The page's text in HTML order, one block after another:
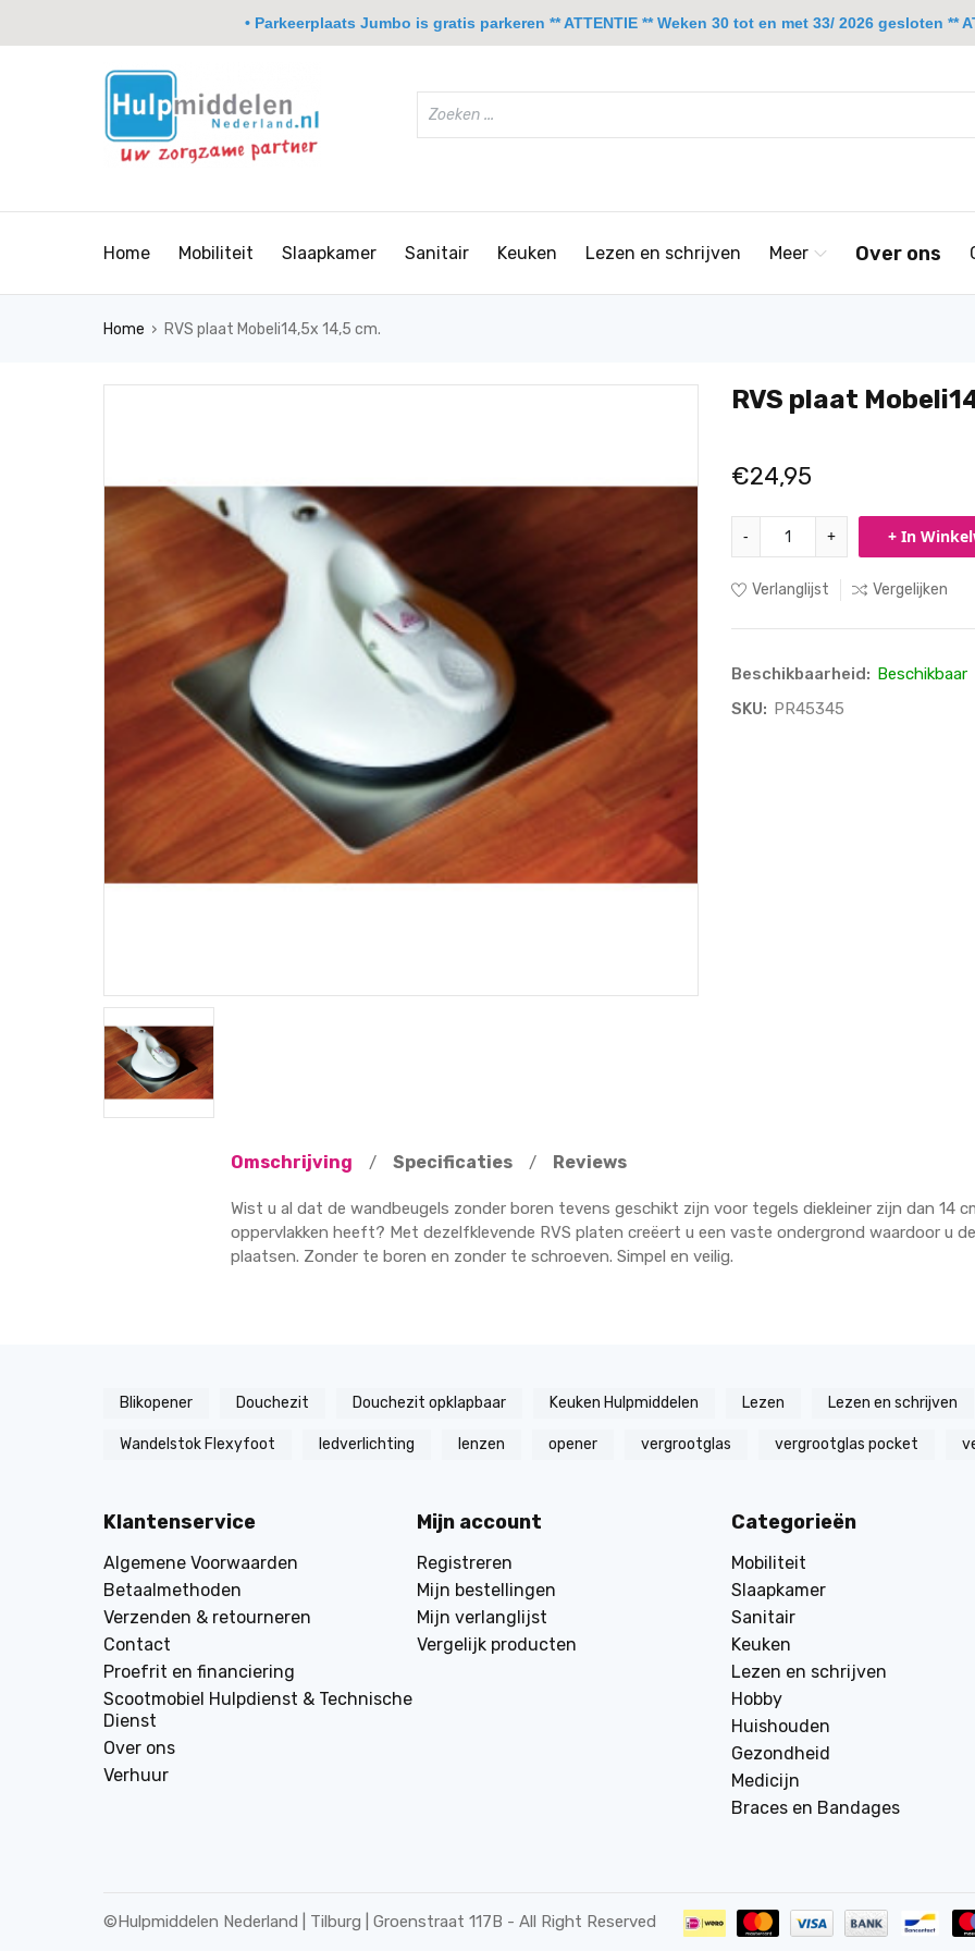
Home Mobiliteit Slaapkamer Sanitair Keuken Lezen en schrijven Meer Over ons
Home › RVS plaat Mobeli14,5x 14,5 cm.
RVS plaat
€24,95
- + + In
Verlanglijst Vergelijken
Beschikbaarheid: Beschikbaar
SKU: PR45345
Omschrijving / Specificaties / Reviews
Wist u al dat de wandbeugels zonder boren tevens geschikt zijn voor tegels diekleiner zijn dan 14
oppervlakken heeft? Met dezelfklevende RVS platen creëert u een vaste ondergrond waardoor u
plaatsen. Zonder te boren en zonder te schroeven. Simpel en veilig.
Blikopener Douchezit Douchezit opklapbaar Keuken Hulpmiddelen Lezen Lezen en schrijven
Wandelstok Flexyfoot ledverlichting lenzen opener vergrootglas vergrootglas pocket
Klantenservice
Algemene Voorwaarden
Betaalmethoden
Verzenden & retourneren
Contact
Proefrit en financiering
Scootmobiel Hulpdienst & Technische
Dienst
Over ons
Verhuur
Mijn account
Registreren
Mijn bestellingen
Mijn verlanglijst
Vergelijk producten
Categorieën
Mobiliteit
Slaapkamer
Sanitair
Keuken
Lezen en schrijven
Hobby
Huishouden
Gezondheid
Medicijn
Braces en Bandages
©Hulpmiddelen Nederland | Tilburg | Groenstraat 117B - All Right Reserved
• Parkeerplaats Jumbo is gratis parkeren ** ATTENTIE ** Weken 30 tot en met 33/ 2026 gesloten **